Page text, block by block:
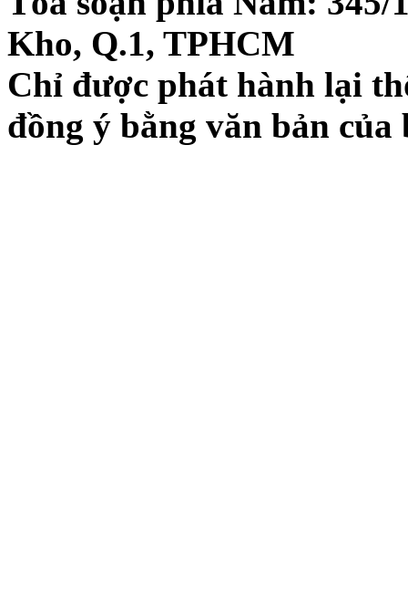
Kho, Q.1, TPHCM
Chỉ được phát hành lại
đồng ý bằng văn bản